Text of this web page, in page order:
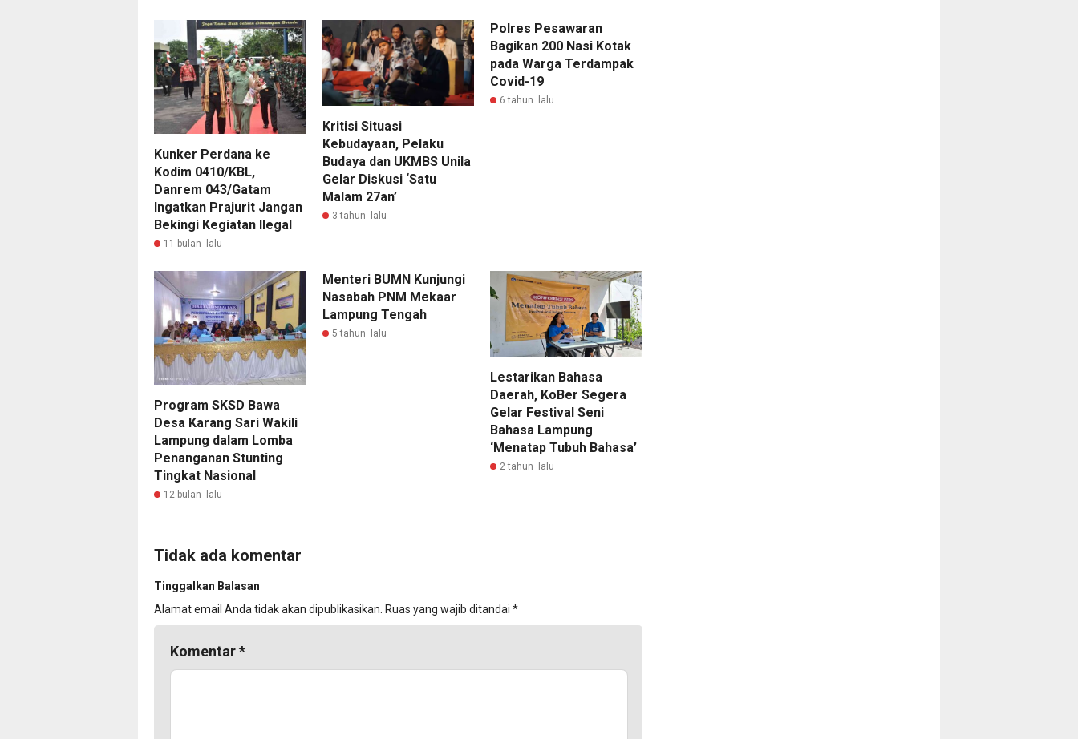
‎Kunker Perdana ke
Kodim 0410/KBL,
Danrem 043/Gatam
Ingatkan Prajurit Jangan
Bekingi Kegiatan Ilegal ‎ ‎
11 bulan lalu
Kritisi Situasi
Kebudayaan, Pelaku
Budaya dan UKMBS Unila
Gelar Diskusi ‘Satu
Malam 27an’
3 tahun lalu
Polres Pesawaran
Bagikan 200 Nasi Kotak
pada Warga Terdampak
Covid-19
6 tahun lalu
Program SKSD Bawa
Desa Karang Sari Wakili
Lampung dalam Lomba
Penanganan Stunting
Tingkat Nasional
12 bulan lalu
Menteri BUMN Kunjungi
Nasabah PNM Mekaar
Lampung Tengah
5 tahun lalu
Lestarikan Bahasa
Daerah, KoBer Segera
Gelar Festival Seni
Bahasa Lampung
‘Menatap Tubuh Bahasa’
2 tahun lalu
Tidak ada komentar
Tinggalkan Balasan
Alamat email Anda tidak akan dipublikasikan. Ruas yang wajib ditandai *
Komentar*